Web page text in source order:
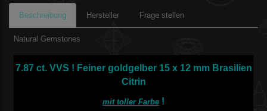
Beschreibung Hersteller Frage stellen
Natural Gemstones
7.87 ct. VVS ! Feiner goldgelber 15 x 12 mm Brasilien
Citrin
mit toller Farbe !